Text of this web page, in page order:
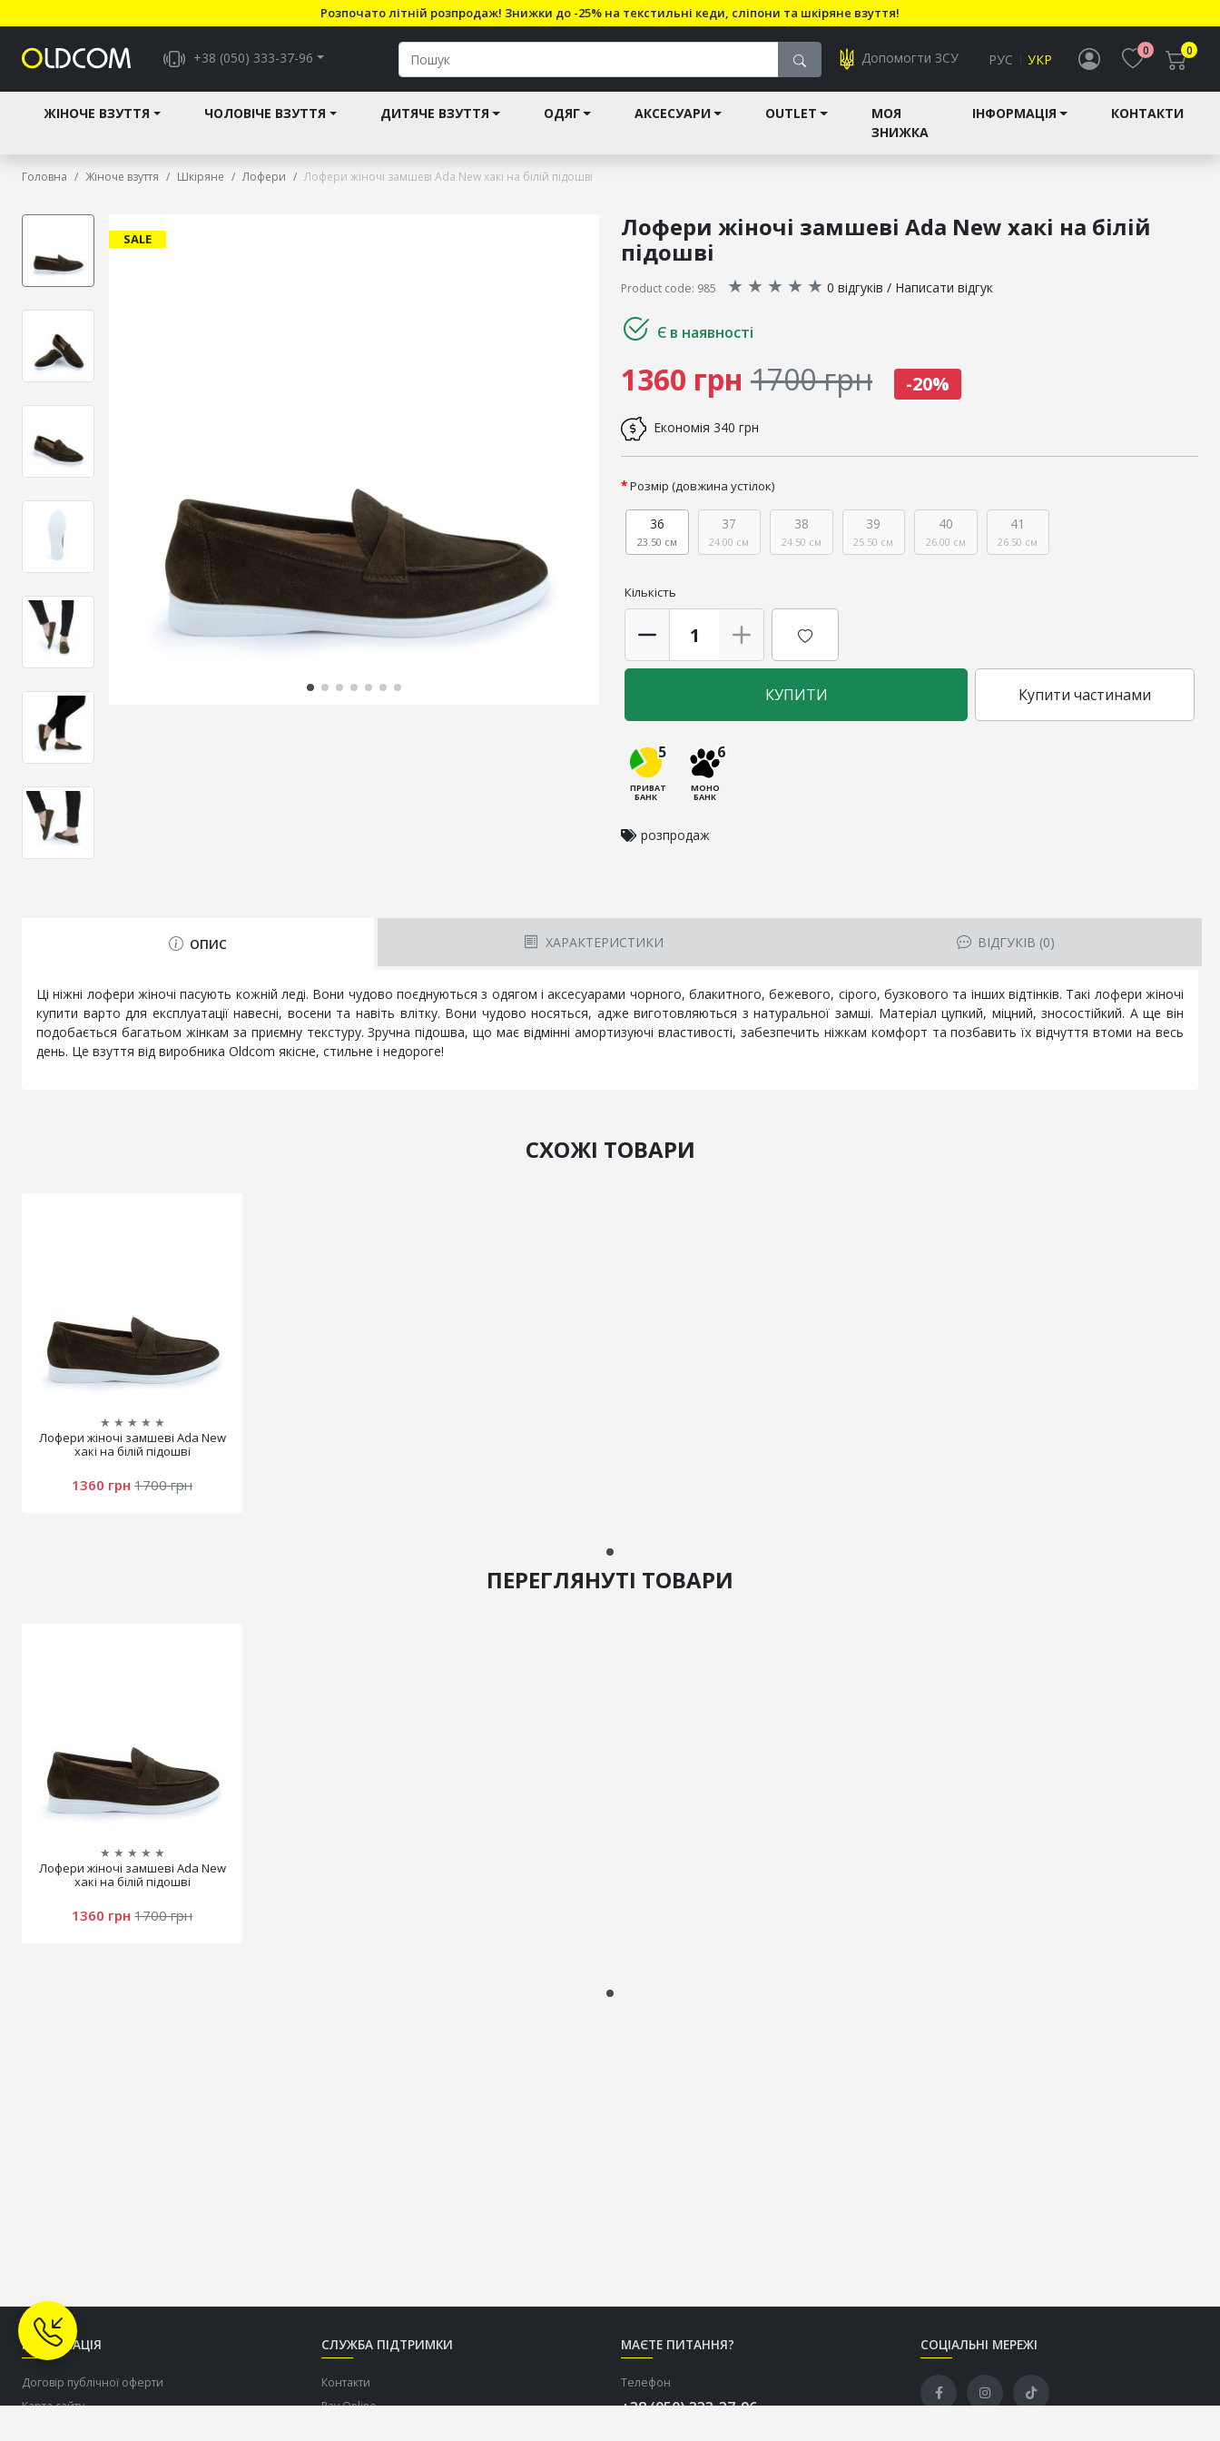
Розпочато літній розпродаж! Знижки до -25% на текстильні кеди, сліпони та шкіряне взуття!
+38 (050) 333-37-96 Допомогти ЗСУ РУС УКР
0 0
ЖІНОЧЕ ВЗУТТЯ ЧОЛОВІЧЕ ВЗУТТЯ ДИТЯЧЕ ВЗУТТЯ ОДЯГ АКСЕСУАРИ OUTLET
МОЯ
ЗНИЖКА
ІНФОРМАЦІЯ КОНТАКТИ
Головна Жіноче взуття Шкіряне Лофери Лофери жіночі замшеві Аda New хакі на білій підошві
SALE
Лофери жіночі замшеві Аda New хакі на білій
підошві
Product code: 985 ★ ★ ★ ★ ★ 0 відгуків / Написати відгук
Є в наявності
1360 грн 1700 грн -20%
Економія 340 грн
Розмір (довжина устілок)
36
23.50 см
37
24.00 см
38
24.50 см
39
25.50 см
40
26.00 см
41
26.50 см
Кількість
КУПИТИ Купити частинами
5
ПРИВАТ
БАНК
6
МОНО
БАНК
розпродаж
ОПИС ХАРАКТЕРИСТИКИ ВІДГУКІВ (0)
Ці ніжні лофери жіночі пасують кожній леді. Вони чудово поєднуються з одягом і аксесуарами чорного, блакитного, бежевого, сірого, бузкового та інших відтінків. Такі лофери жіночі
купити варто для експлуатації навесні, восени та навіть влітку. Вони чудово носяться, адже виготовляються з натуральної замші. Матеріал цупкий, міцний, зносостійкий. А ще він
подобається багатьом жінкам за приємну текстуру. Зручна підошва, що має відмінні амортизуючі властивості, забезпечить ніжкам комфорт та позбавить їх відчуття втоми на весь
день. Це взуття від виробника Oldcom якісне, стильне і недороге!
СХОЖІ ТОВАРИ
★ ★ ★ ★ ★
Лофери жіночі замшеві Аda New
хакі на білій підошві
1360 грн 1700 грн
ПЕРЕГЛЯНУТІ ТОВАРИ
★ ★ ★ ★ ★
Лофери жіночі замшеві Аda New
хакі на білій підошві
1360 грн 1700 грн
ІНФОРМАЦІЯ
Договір публічної оферти
Карта сайту
СЛУЖБА ПІДТРИМКИ
Контакти
Pay Online
МАЄТЕ ПИТАННЯ?
Телефон
+38 (050) 333-37-96
СОЦІАЛЬНІ МЕРЕЖІ